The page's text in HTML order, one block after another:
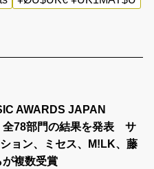
AWARDS JAPAN
全78部門の結果を発表 サ
ョン、ミセス、M!LK、藤
が複数受賞